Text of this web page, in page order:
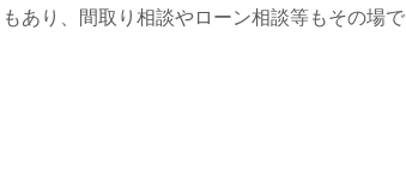
あり、間取り相談やローン相談等もその場で